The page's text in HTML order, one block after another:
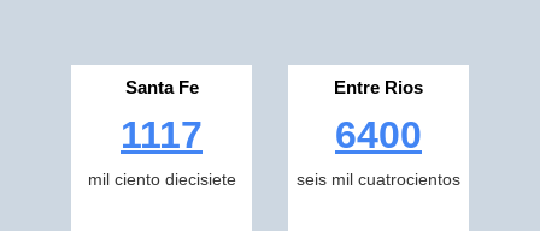
Santa Fe
1117
mil ciento diecisiete
Entre Rios
6400
seis mil cuatrocientos